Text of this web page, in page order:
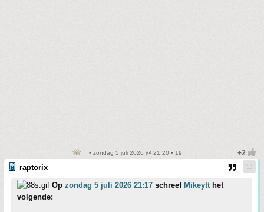
• zondag 5 juli 2026 @ 21:20 • 19
raptorix
Op zondag 5 juli 2026 21:17 schreef Mikeytt het
volgende: